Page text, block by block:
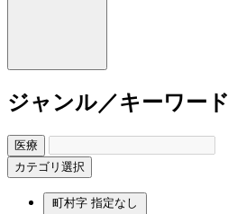
ジャンル／キーワード
医療
カテゴリ選択
町村字 指定なし